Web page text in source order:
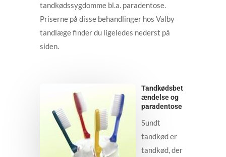
tandkødssygdomme bl.a. paradentose.
Priserne på disse behandlinger hos Valby
tandlæge finder du ligeledes nederst på
siden.
Tandkødsbet
ændelse og
paradentose
Sundt
tandkød er
tandkød, der